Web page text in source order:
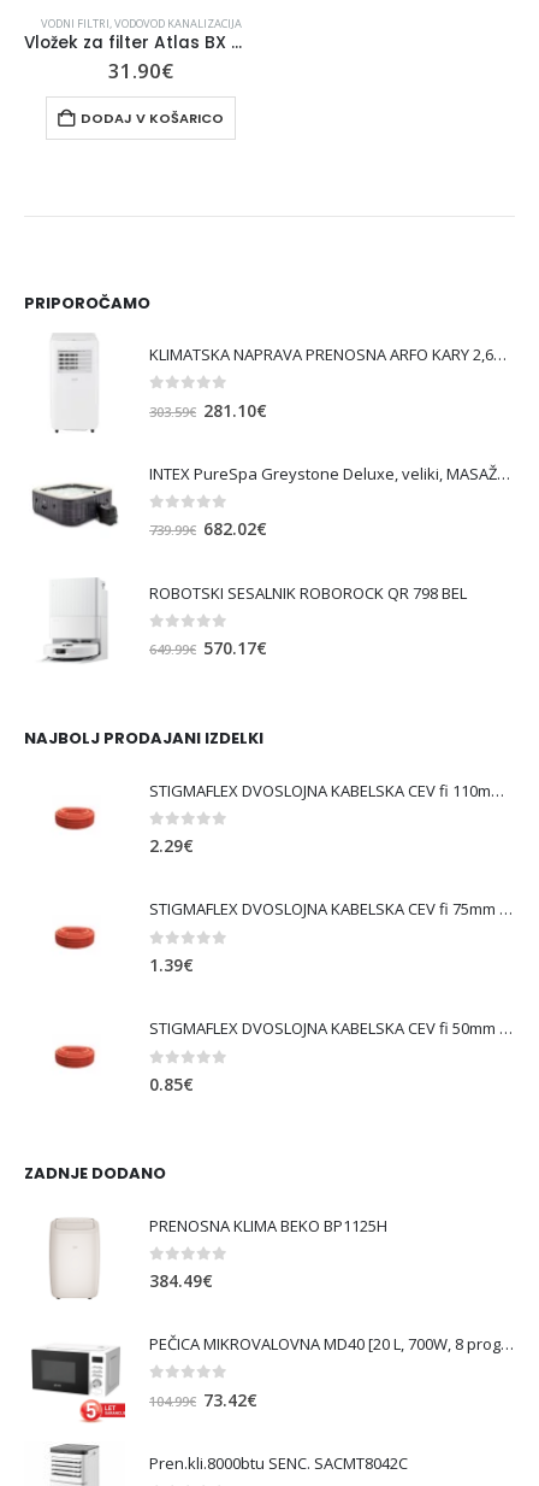
VODNI FILTRI,VODOVOD KANALIZACIJA
Vložek za filter Atlas BX mehčalec – 10″ SENIOR TS 87
31.90€
DODAJ V KOŠARICO
PRIPOROČAMO
KLIMATSKA NAPRAVA PRENOSNA ARFO KARY 2,6KW
303.59€ Izvirna
303.59€.
281.10€
281.10€.
INTEX PureSpa Greystone Deluxe, veliki, MASAŽNI BAZEN SQUARE ZA 6 OSEB
out of 5
739.99€ Izvirna
bila:
739.99€.
682.02€
682.02€.
ROBOTSKI SESALNIK ROBOROCK QR 798 BEL
out of 5
649.99€ Izvirna
570.17€
NAJBOLJ PRODAJANI IZDELKI
STIGMAFLEX DVOSLOJNA KABELSKA CEV fi 110mm , kolut 50 m, cena za tekoči meter
0 out of 5
2.29€
STIGMAFLEX DVOSLOJNA KABELSKA CEV fi 75mm , kolut 50 m, cena za tekoči meter
0 out of 5
1.39€
STIGMAFLEX DVOSLOJNA KABELSKA CEV fi 50mm , kolut 50 m, cena za tekoči meter
0.85€
ZADNJE DODANO
PRENOSNA KLIMA BEKO BP1125H
0 out of 5
384.49€
PEČICA MIKROVALOVNA MD40 [20 L, 700W, 8 prog., bela ]
104.99€ Izvirna
73.42€
Pren.kli.8000btu SENC. SACMT8042C